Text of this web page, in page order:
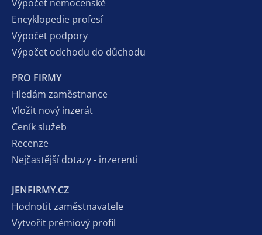
Výpočet nemocenské
Encyklopedie profesí
Výpočet podpory
Výpočet odchodu do důchodu
PRO FIRMY
Hledám zaměstnance
Vložit nový inzerát
Ceník služeb
Recenze
Nejčastější dotazy - inzerenti
JENFIRMY.CZ
Hodnotit zaměstnavatele
Vytvořit prémiový profil